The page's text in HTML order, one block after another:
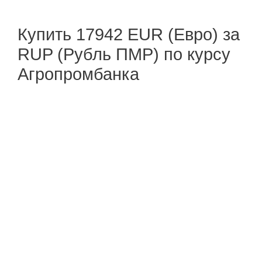
Купить 17942 EUR (Евро) за
RUP (Рубль ПМР) по курсу
Агропромбанка